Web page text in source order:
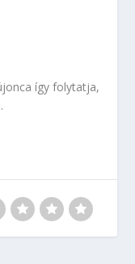
így folytatja,